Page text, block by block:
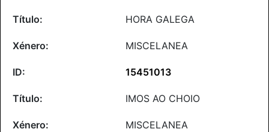
HORA GALEGA
MISCELANEA
15451013
IMOS AO CHOIO
MISCELANEA